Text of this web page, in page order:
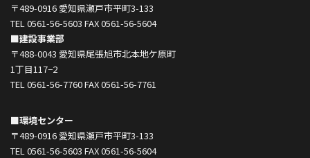
〒489-0916 愛知県瀬戸市平町3-133
TEL 0561-56-5603 FAX 0561-56-5604
■建設事業部
〒488-0043 愛知県尾張旭市北本地ケ原町
1丁目117−2
TEL 0561-56-7760 FAX 0561-56-7761
■環境センター
〒489-0916 愛知県瀬戸市平町3-133
TEL 0561-56-5603 FAX 0561-56-5604